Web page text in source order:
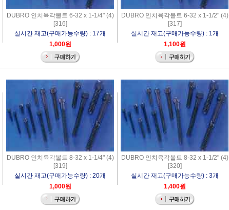
DUBRO 인치육각볼트 6-32 x 1-1/4" (4)
[316]
실시간 재고(구매가능수량) : 17개
1,000원
DUBRO 인치육각볼트 6-32 x 1-1/2" (4)
[317]
실시간 재고(구매가능수량) : 1개
1,100원
DUBRO 인치육각볼트 8-32 x 1-1/4" (4)
[319]
실시간 재고(구매가능수량) : 20개
1,000원
DUBRO 인치육각볼트 8-32 x 1-1/2" (4)
[320]
실시간 재고(구매가능수량) : 3개
1,400원